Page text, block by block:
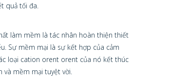
quả tối đa.
làm mềm là tác nhân hoàn thiện thiết
Sự mềm mại là sự kết hợp của cảm
loại cation orent orent của nó kết thúc
và mềm mại tuyệt vời.